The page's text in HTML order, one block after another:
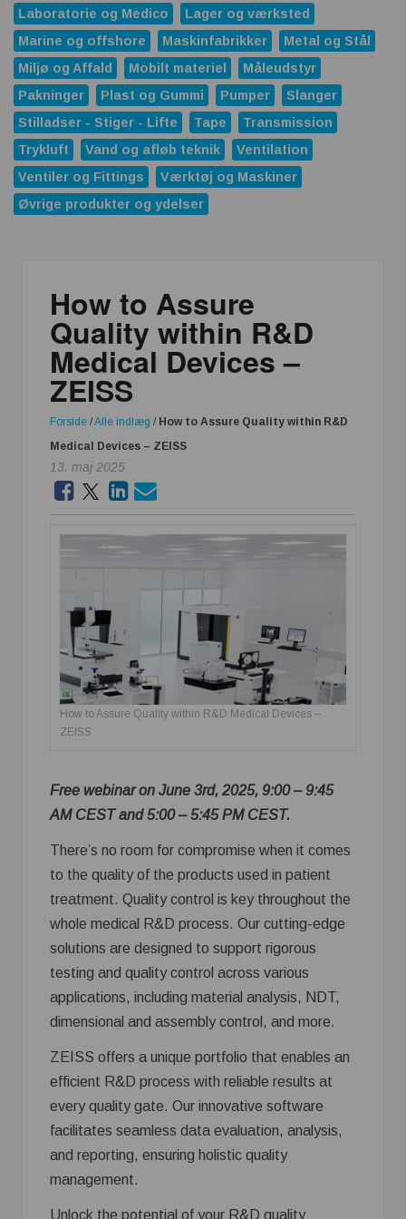
Laboratorie og Medico
Lager og værksted
Marine og offshore
Maskinfabrikker
Metal og Stål
Miljø og Affald
Mobilt materiel
Måleudstyr
Pakninger
Plast og Gummi Pumper
Slanger
Stilladser - Stiger - Lifte
Tape
Transmission
Trykluft
Vand og afløb teknik
Ventilation
Ventiler og Fittings
Værktøj og Maskiner
Øvrige produkter og ydelser
How to Assure
Quality within R&D
Medical Devices –
ZEISS
Forside /Alle indlæg / How to Assure Quality within R&D
Medical Devices – ZEISS
13. maj 2025
How to Assure Quality within R&D Medical Devices –
ZEISS
Free webinar on June 3rd, 2025, 9:00 – 9:45
AM CEST and 5:00 – 5:45 PM CEST.
There’s no room for compromise when it comes
to the quality of the products used in patient
treatment. Quality control is key throughout the
whole medical R&D process. Our cutting-edge
solutions are designed to support rigorous
testing and quality control across various
applications, including material analysis, NDT,
dimensional and assembly control, and more.
ZEISS offers a unique portfolio that enables an
efficient R&D process with reliable results at
every quality gate. Our innovative software
facilitates seamless data evaluation, analysis,
and reporting, ensuring holistic quality
management.
Unlock the potential of your R&D quality